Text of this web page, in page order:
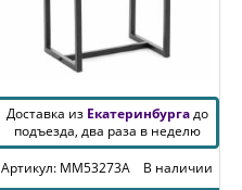
Доставка из Екатеринбургадо
подъезда, два раза в неделю
Артикул: MM53273A
В наличии